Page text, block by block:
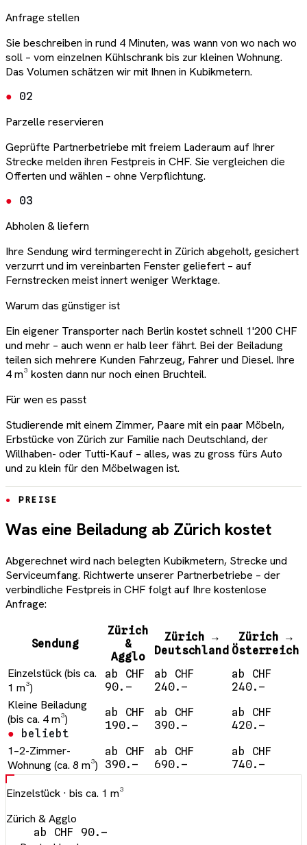
Anfrage stellen
Sie beschreiben in rund 4 Minuten, was wann von wo nach wo
soll – vom einzelnen Kühlschrank bis zur kleinen Wohnung.
Das Volumen schätzen wir mit Ihnen in Kubikmetern.
02
Parzelle reservieren
Geprüfte Partnerbetriebe mit freiem Laderaum auf Ihrer
Strecke melden ihren Festpreis in CHF. Sie vergleichen die
Offerten und wählen – ohne Verpflichtung.
03
Abholen & liefern
Ihre Sendung wird termingerecht in Zürich abgeholt, gesichert
verzurrt und im vereinbarten Fenster geliefert – auf
Fernstrecken meist innert weniger Werktage.
Warum das günstiger ist
Ein eigener Transporter nach Berlin kostet schnell 1'200 CHF
und mehr – auch wenn er halb leer fährt. Bei der Beiladung
teilen sich mehrere Kunden Fahrzeug, Fahrer und Diesel. Ihre
4 m³ kosten dann nur noch einen Bruchteil.
Für wen es passt
Studierende mit einem Zimmer, Paare mit ein paar Möbeln,
Erbstücke von Zürich zur Familie nach Deutschland, der
Willhaben- oder Tutti-Kauf – alles, was zu gross fürs Auto
und zu klein für den Möbelwagen ist.
PREISE
Was eine Beiladung ab Zürich kostet
Abgerechnet wird nach belegten Kubikmetern, Strecke und
Serviceumfang. Richtwerte unserer Partnerbetriebe – der
verbindliche Festpreis in CHF folgt auf Ihre kostenlose
Anfrage:
Sendung
Zürich
&
Agglo
Zürich →
Deutschland
Zürich →
Österreich
Einzelstück(bis ca.
1 m³)
ab CHF
90.–
ab CHF
240.–
ab CHF
240.–
Kleine Beiladung
(bis ca. 4 m³)
beliebt
ab CHF
190.–
ab CHF
390.–
ab CHF
420.–
1–2-Zimmer-
Wohnung(ca. 8 m³)
ab CHF
390.–
ab CHF
690.–
ab CHF
740.–
Einzelstück · bis ca. 1 m³
Zürich & Agglo
ab CHF 90.–